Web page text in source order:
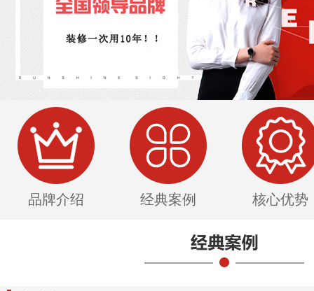
品牌介绍 经典案例 核心优势